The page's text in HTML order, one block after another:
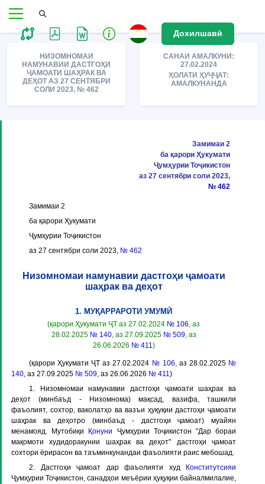
Дохилшавӣ
НИЗОМНОМАИ
НАМУНАВИИ ДАСТГОҲИ
ҶАМОАТИ ШАҲРАК ВА
ДЕҲОТ АЗ 27 СЕНТЯБРИ
СОЛИ 2023, № 462
САНАИ АМАЛКУНИ:
27.02.2024
ҲОЛАТИ ҲУҶҶАТ:
АМАЛКУНАНДА
Замимаи 2
ба қарори Ҳукумати
Ҷумҳурии Тоҷикистон
аз 27 сентябри соли 2023,
№ 462
Замимаи 2
ба қарори Ҳукумати
Ҷумҳурии Тоҷикистон
аз 27 сентябри соли 2023, № 462
Низомномаи намунавии дастгоҳи ҷамоати
шаҳрак ва деҳот
1. МУҚАРРАРОТИ УМУМӢ
(қарори Ҳукумати ҶТ аз 27.02.2024 № 106, аз
28.02.2025 № 140, аз 27.09.2025 № 509, аз
26.06.2026 № 411)
(қарори Ҳукумати ҶТ аз 27.02.2024 № 106, аз 28.02.2025 №
140, аз 27.09.2025 № 509, аз 26.06.2026 № 411)
1. Низомномаи намунавии дастгоҳи ҷамоати шаҳрак ва
деҳот (минбаъд -
Низомнома) мақсад, вазифа, ташкили
фаъолият, сохтор, ваколатҳо ва вазъи ҳуқуқии дастгоҳи ҷамоати
шаҳрак ва деҳотро (минбаъд - дастгоҳи ҷамоат) муайян
менамояд. Мутобиқи
Қонуни Ҷумҳурии Тоҷикистон "Дар бораи
мақомоти худидоракунии шаҳрак ва деҳот" дастгоҳи ҷамоат
сохтори ёрирасон ва таъминкунандаи фаъолияти раис мебошад.
2. Дастгоҳи ҷамоат дар фаъолияти худ
Конститутсияи
Ҷумҳурии Тоҷикистон, санадҳои меъёрии ҳуқуқии байналмилалие,